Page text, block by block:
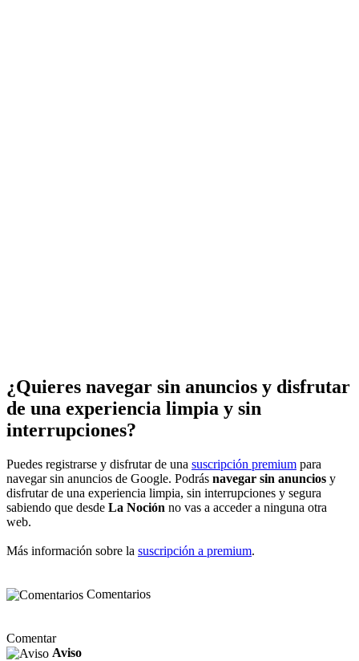
¿Quieres navegar sin anuncios y disfrutar
de una experiencia limpia y sin
interrupciones?
Puedes registrarse y disfrutar de una suscripción premium para
navegar sin anuncios de Google. Podrás navegar sin anuncios y
disfrutar de una experiencia limpia, sin interrupciones y segura
sabiendo que desde La Noción no vas a acceder a ninguna otra
web.
Más información sobre la suscripción a premium.
Comentarios
Comentar
Aviso